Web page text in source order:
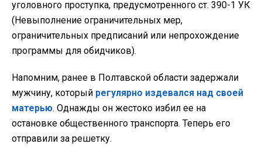
уголовного проступка, предусмотренного ст. 390-1 УК
(Невыполнение ограничительных мер,
ограничительных предписаний или непрохождение
программы для обидчиков).
Напомним, ранее в Полтавской области задержали
мужчину, который регулярно издевался над своей
матерью. Однажды он жестоко избил ее на
остановке общественного транспорта. Теперь его
отправили за решетку.